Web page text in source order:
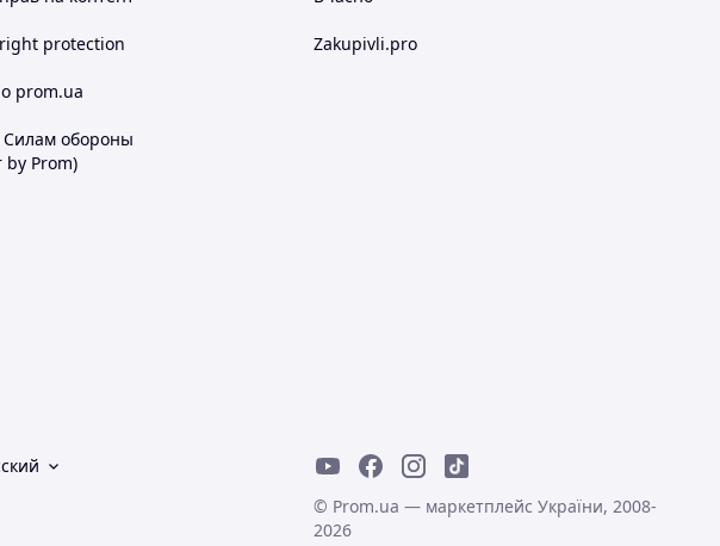
protection
prom.ua
обороны
by Prom)
Zakupivli.pro
© Prom.ua — маркетплейс України, 2008-
2026